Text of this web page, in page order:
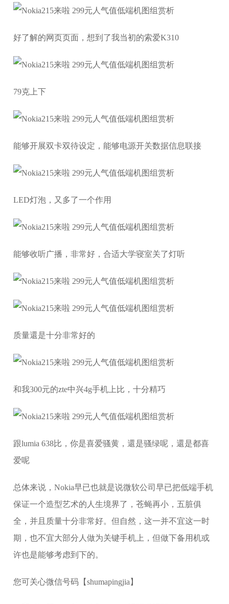
好了解的网页页面，想到了我当初的索爱K310
79克上下
能够开展双卡双待设定，能够电源开关数据信息联接
LED灯泡，又多了一个作用
能够收听广播，非常好，合适大学寝室关了灯听
质量還是十分非常好的
和我300元的zte中兴4g手机上比，十分精巧
跟lumia 638比，你是喜爱骚黄，還是骚绿呢，還是都喜
爱呢
总体来说，Nokia早已也就是说微软公司早已把低端手机
保证一个造型艺术的人生境界了，苍蝇再小，五脏俱
全，并且质量十分非常好。但自然，这一并不宜这一时
期，也不宜大部分人做为关键手机上，但做下备用机或
许也是能够考虑到下的。
您可关心微信号码【shumapingjia】